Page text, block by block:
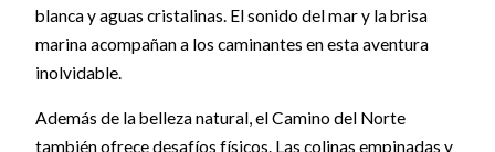
blanca y aguas cristalinas. El sonido del mar y la brisa
marina acompañan a los caminantes en esta aventura
inolvidable.
Además de la belleza natural, el Camino del Norte
también ofrece desafíos físicos. Las colinas empinadas y